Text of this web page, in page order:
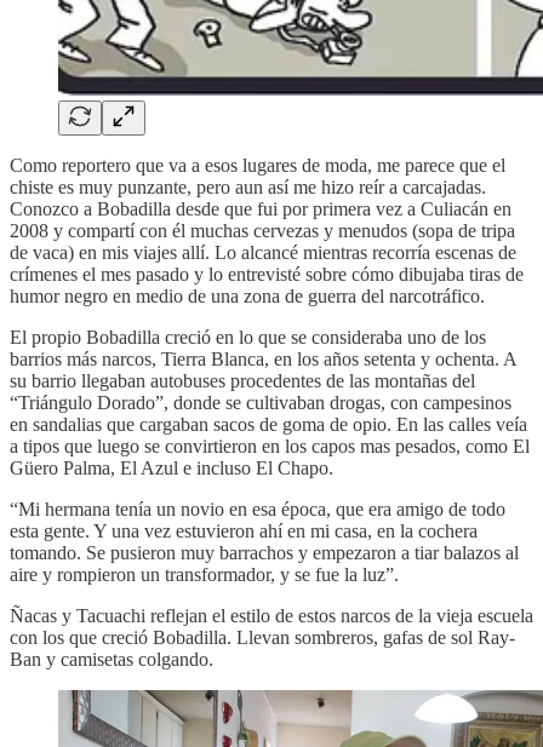
Como reportero que va a esos lugares de moda, me parece que el
chiste es muy punzante, pero aun así me hizo reír a carcajadas.
Conozco a Bobadilla desde que fui por primera vez a Culiacán en
2008 y compartí con él muchas cervezas y menudos (sopa de tripa
de vaca) en mis viajes allí. Lo alcancé mientras recorría escenas de
crímenes el mes pasado y lo entrevisté sobre cómo dibujaba tiras de
humor negro en medio de una zona de guerra del narcotráfico.
El propio Bobadilla creció en lo que se consideraba uno de los
barrios más narcos, Tierra Blanca, en los años setenta y ochenta. A
su barrio llegaban autobuses procedentes de las montañas del
“Triángulo Dorado”, donde se cultivaban drogas, con campesinos
en sandalias que cargaban sacos de goma de opio. En las calles veía
a tipos que luego se convirtieron en los capos mas pesados, como El
Güero Palma, El Azul e incluso El Chapo.
“Mi hermana tenía un novio en esa época, que era amigo de todo
esta gente. Y una vez estuvieron ahí en mi casa, en la cochera
tomando. Se pusieron muy barrachos y empezaron a tiar balazos al
aire y rompieron un transformador, y se fue la luz”.
Ñacas y Tacuachi reflejan el estilo de estos narcos de la vieja escuela
con los que creció Bobadilla. Llevan sombreros, gafas de sol Ray-
Ban y camisetas colgando.